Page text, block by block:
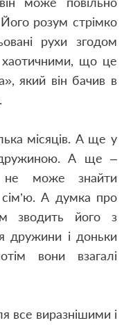
розум стрімко
рухи згодом
хаотичними, що це
який він бачив в
місяців. А ще у
дружиною. А ще –
не може знайти
сім’ю. А думка про
зводить його з
дружини і доньки
вони взагалі
все виразнішими і